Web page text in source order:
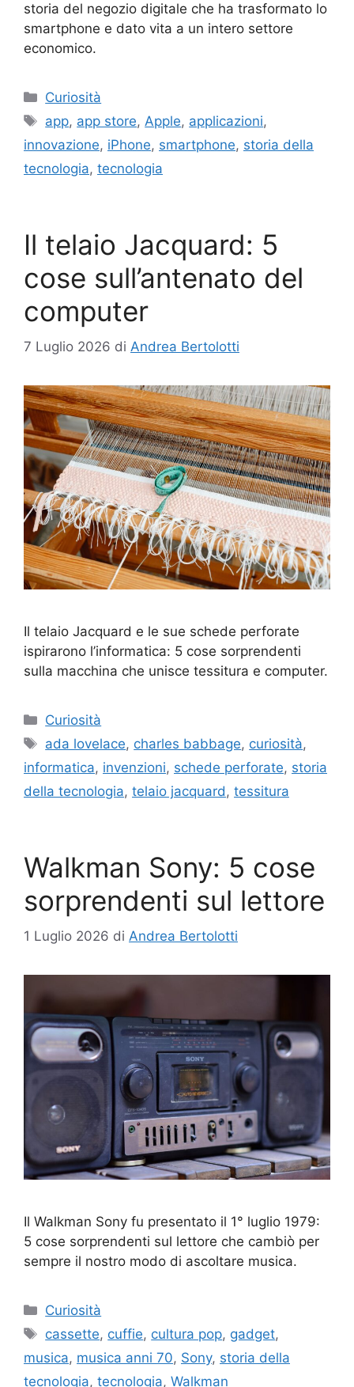
storia del negozio digitale che ha trasformato lo
smartphone e dato vita a un intero settore
economico.
Categorie
Curiosità
Tag
app, app store,Apple, applicazioni,
innovazione, iPhone, smartphone, storia della
tecnologia, tecnologia
Il telaio Jacquard: 5
cose sull’antenato del
computer
7 Luglio 2026 di Andrea Bertolotti
Il telaio Jacquard e le sue schede perforate
ispirarono l’informatica: 5 cose sorprendenti
sulla macchina che unisce tessitura e computer.
Categorie
Curiosità
Tag
ada lovelace, charles babbage, curiosità,
informatica, invenzioni, schede perforate, storia
della tecnologia, telaio jacquard, tessitura
Walkman Sony: 5 cose
sorprendenti sul lettore
1 Luglio 2026 di Andrea Bertolotti
Il Walkman Sony fu presentato il 1° luglio 1979:
5 cose sorprendenti sul lettore che cambiò per
sempre il nostro modo di ascoltare musica.
Categorie
Curiosità
Tag
cassette, cuffie, cultura pop, gadget,
musica, musica anni 70, Sony, storia della
tecnologia, tecnologia, Walkman